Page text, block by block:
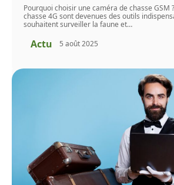
Pourquoi choisir une caméra de chasse GSM
chasse 4G sont devenues des outils
souhaitent surveiller la faune et…
Actu 5 août 2025